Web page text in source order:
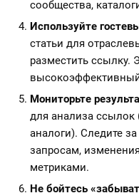
сообщества,
Используйте
статьи для
разместить ссылку.
Мониторьте
для анализа ссылок
аналоги). Следите
запросам,
метриками.
Не бойтесь